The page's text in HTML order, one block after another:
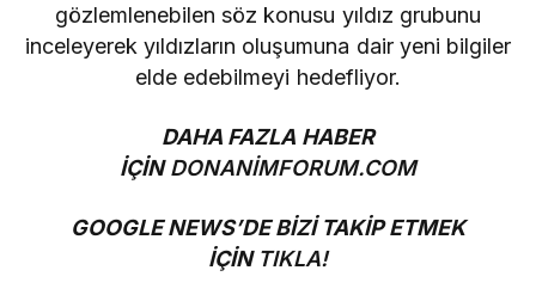
gözlemlenebilen söz konusu yıldız grubunu
inceleyerek yıldızların oluşumuna dair yeni bilgiler
elde edebilmeyi hedefliyor.
DAHA FAZLA HABER
İÇİNDONANİMFORUM.COM
GOOGLE NEWS’DE BİZİ TAKİP ETMEK
İÇİN TIKLA!